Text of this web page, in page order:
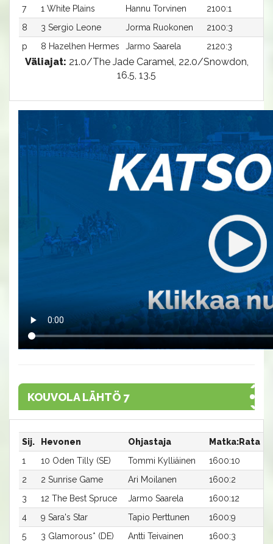
7
1 White Plains Hannu Torvinen 2100:1
8
3 Sergio Leone Jorma Ruokonen 2100:3
p
8 Hazelhen Hermes Jarmo Saarela 2120:3
Väliajat: 21.0/The Jade Caramel, 22.0/Snowdon,
16.5, 13.5
KOUVOLA LÄHTÖ 7
Sij. Hevonen Ohjastaja Matka:Rata
1
10 Oden Tilly (SE) Tommi Kylliäinen 1600:10
2
2 Sunrise Game Ari Moilanen 1600:2
3
12 The Best Spruce Jarmo Saarela 1600:12
4
9 Sara's Star Tapio Perttunen 1600:9
5
3 Glamorous* (DE) Antti Teivainen 1600:3